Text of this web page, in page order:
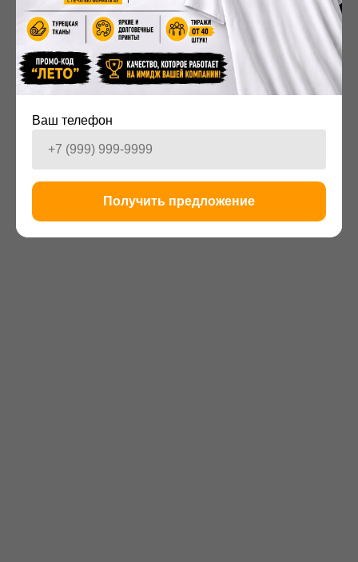
Ваш телефон
Получить предложение
уникальные вещи по вашим меркам и эскизам.
Заказать пошив одежды от идеи до реализации
можно у нас в компании"Мерч№1"!